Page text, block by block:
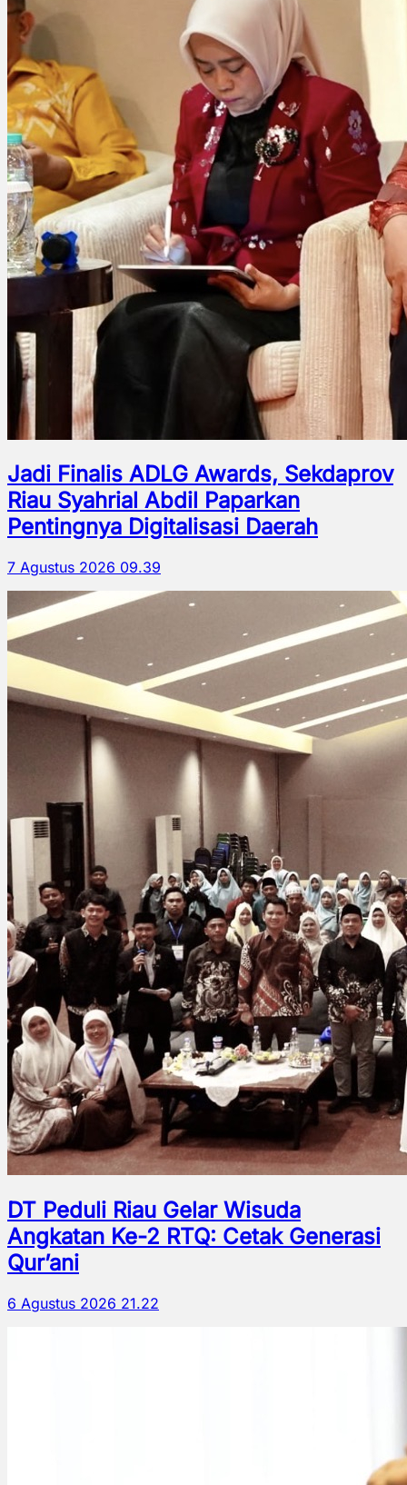
Jadi Finalis ADLG Awards, Sekdaprov
Riau Syahrial Abdil Paparkan
Pentingnya Digitalisasi Daerah
7 Agustus 2026 09.39
DT Peduli Riau Gelar Wisuda
Angkatan Ke-2 RTQ: Cetak Generasi
Qur’ani
6 Agustus 2026 21.22